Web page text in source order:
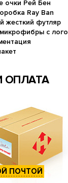
очки Рей Бен
Ray Ban
жесткий футляр
с лого
ОПЛАТА
ПОЧТОЙ